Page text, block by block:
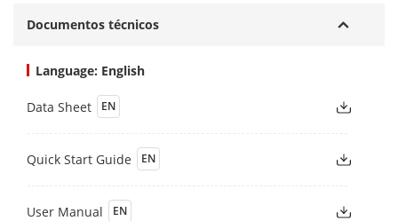
Documentos técnicos
Language: English
Data Sheet EN
Quick Start Guide EN
User Manual EN